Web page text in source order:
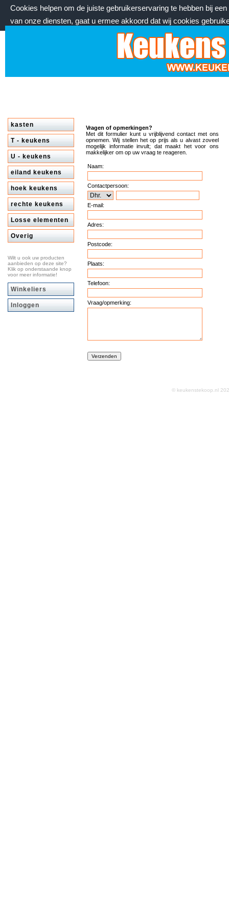
Cookies helpen om de juiste gebruikerservaring te hebben bij
van onze diensten, gaat u ermee akkoord dat wij cookies
zaterdag 8 augustus 2026, 17:27 uur
kasten
T - keukens
U - keukens
eiland keukens
hoek keukens
rechte keukens
Losse elementen
Overig
Wilt u ook uw producten
aanbieden op deze site?
Klik op onderstaande knop
voor meer informatie!
Winkeliers
Inloggen
Vragen of opmerkingen?
Met dit formulier kunt u vrijblijvend contact met ons
opnemen. Wij stellen het op prijs als u alvast zoveel
mogelijk informatie invult; dat maakt het voor ons
makkelijker om op uw vraag te reageren.
Naam:
Contactpersoon:
E-mail:
Adres:
Postcode:
Plaats:
Telefoon:
Vraag/opmerking:
© keukenstekoop.nl